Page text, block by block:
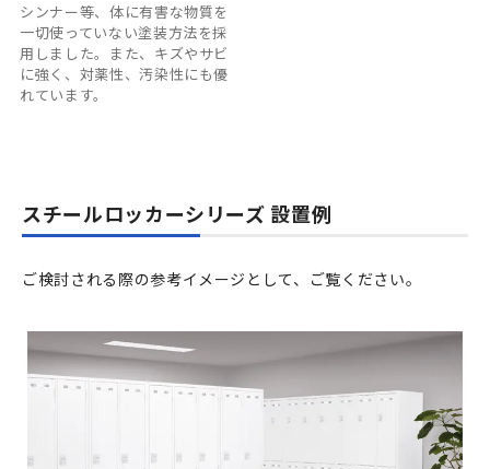
シンナー等、体に有害な物質を
一切使っていない塗装方法を採
用しました。また、キズやサビ
に強く、対薬性、汚染性にも優
れています。
スチールロッカーシリーズ 設置例
ご検討される際の参考イメージとして、ご覧ください。